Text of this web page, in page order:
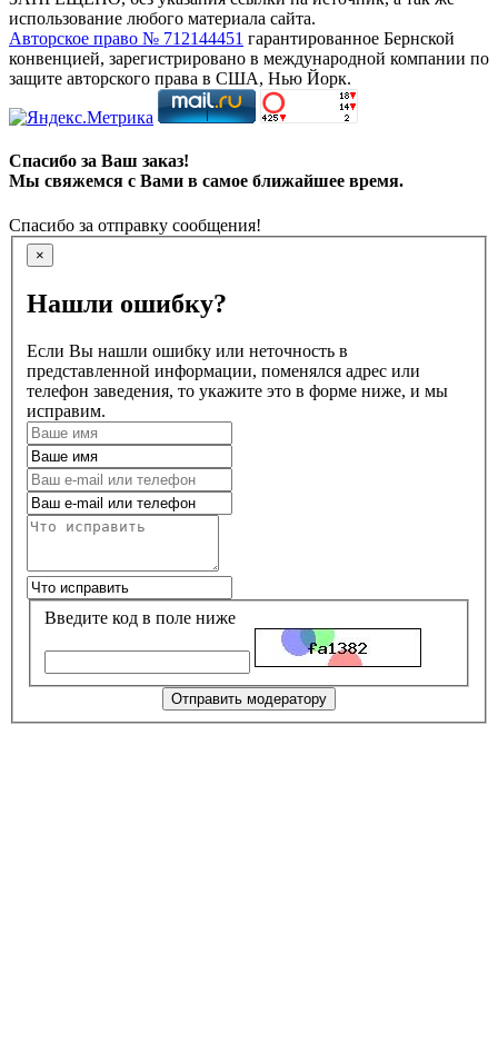
использование любого материала сайта.
Авторское право № 712144451 гарантированное Бернской
конвенцией, зарегистрировано в международной компании по
защите авторского права в США, Нью Йорк.
Спасибо за Ваш заказ!
Мы свяжемся с Вами в самое ближайшее время.
Спасибо за отправку сообщения!
×
Нашли ошибку?
Если Вы нашли ошибку или неточность в
представленной информации, поменялся адрес или
телефон заведения, то укажите это в форме ниже, и мы
исправим.
Введите код в поле ниже
Отправить модератору